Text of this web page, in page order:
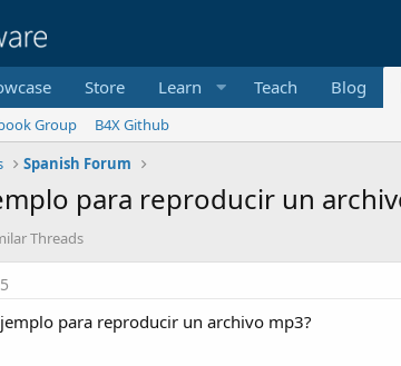
Store Learn Teach Blog
Group
B4X Github
Spanish Forum
para reproducir un
Threads
para reproducir un archivo mp3?